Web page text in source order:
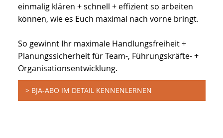
einmalig klären + schnell + effizient so arbeiten
können, wie es Euch maximal nach vorne bringt.
So gewinnt Ihr maximale Handlungsfreiheit +
Planungssicherheit für Team-, Führungskräfte- +
Organisationsentwicklung.
> BJA-ABO IM DETAIL KENNENLERNEN